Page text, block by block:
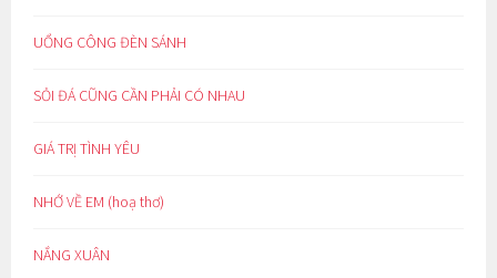
UỔNG CÔNG ĐÈN SÁNH
SỎI ĐÁ CŨNG CẦN PHẢI CÓ NHAU
GIÁ TRỊ TÌNH YÊU
NHỚ VỀ EM (hoạ thơ)
NẮNG XUÂN